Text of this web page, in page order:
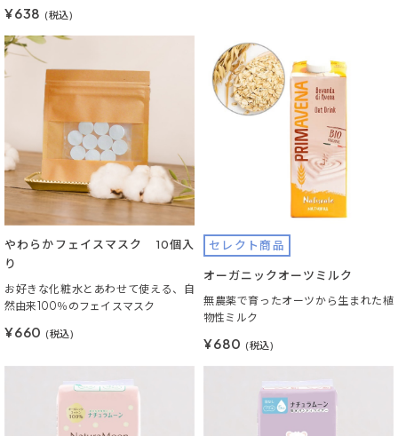
¥638 (税込)
やわらかフェイスマスク 10個入
り
お好きな化粧水とあわせて使える、自
然由来100％のフェイスマスク
¥660 (税込)
セレクト商品
オーガニックオーツミルク
無農薬で育ったオーツから生まれた植
物性ミルク
¥680 (税込)